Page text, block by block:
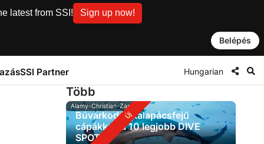
latest from SSI! Sign up now!
Belépés
SSI Partner Hungarian
Több
Alamy-Christian-Zappel
Búvárkodás kalapácsfejű
cápákkal: a 10 legjobb DIVE
SPOT